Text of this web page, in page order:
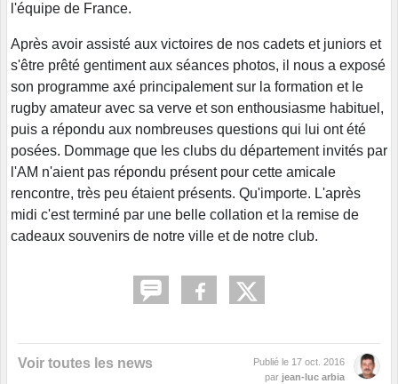
l'équipe de France.
Après avoir assisté aux victoires de nos cadets et juniors et
s'être prêté gentiment aux séances photos, il nous a exposé
son programme axé principalement sur la formation et le
rugby amateur avec sa verve et son enthousiasme habituel,
puis a répondu aux nombreuses questions qui lui ont été
posées. Dommage que les clubs du département invités par
l'AM n'aient pas répondu présent pour cette amicale
rencontre, très peu étaient présents. Qu'importe. L'après
midi c'est terminé par une belle collation et la remise de
cadeaux souvenirs de notre ville et de notre club.
Voir toutes les news Publié le 17 oct. 2016
par jean-luc arbia